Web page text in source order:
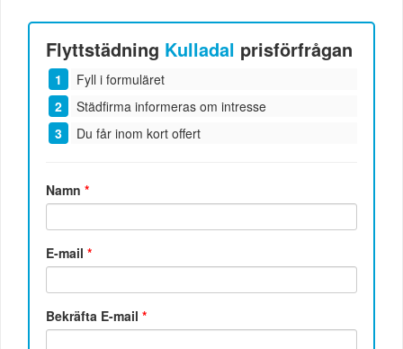
Flyttstädning Kulladal prisförfrågan
Fyll i formuläret
Städfirma informeras om intresse
Du får inom kort offert
Namn*
E-mail*
Bekräfta E-mail*